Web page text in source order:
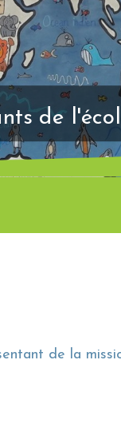
de
de la